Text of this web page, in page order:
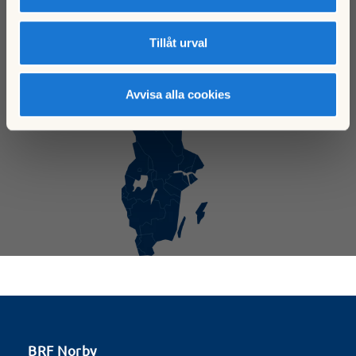
Tillåt urval
Avvisa alla cookies
Klicka här för att ladda karta
BRF Norby